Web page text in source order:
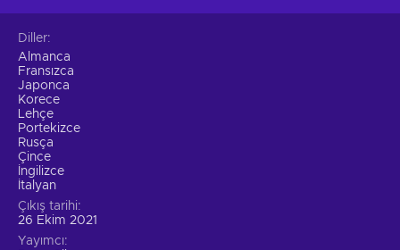
Diller
Almanca
Fransızca
Japonca
Korece
Lehçe
Portekizce
Rusça
Çince
İngilizce
İtalyan
Çıkış tarihi
26 Ekim 2021
Yayımcı